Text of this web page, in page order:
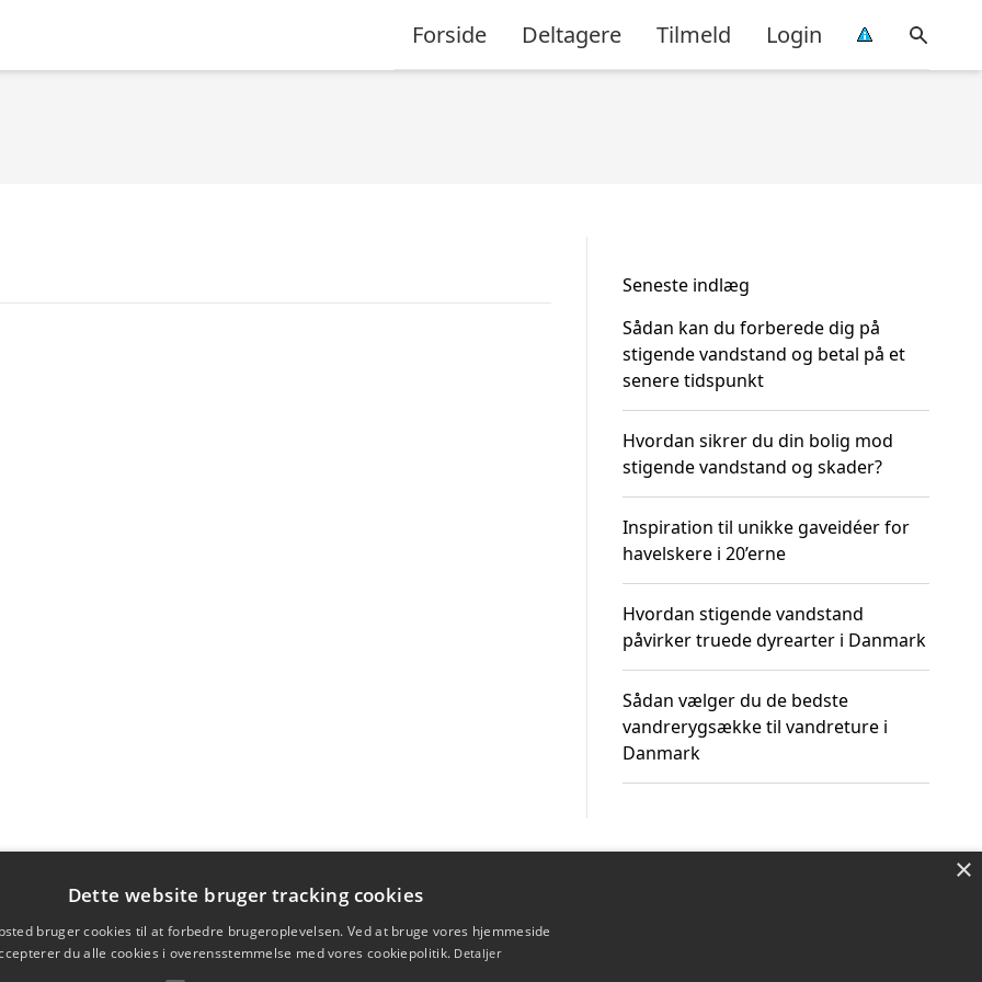
Forside Deltagere Tilmeld Login
Seneste indlæg
Sådan kan du forberede dig på
stigende vandstand og betal på et
senere tidspunkt
Hvordan sikrer du din bolig mod
stigende vandstand og skader?
Inspiration til unikke gaveidéer for
havelskere i 20’erne
Hvordan stigende vandstand
påvirker truede dyrearter i Danmark
Sådan vælger du de bedste
vandrerygsække til vandreture i
Danmark
×
Dette website bruger tracking cookies
bruger cookies til at forbedre brugeroplevelsen. Ved at bruge vores hjemmeside
du alle cookies i overensstemmelse med vores cookiepolitik. Detaljer